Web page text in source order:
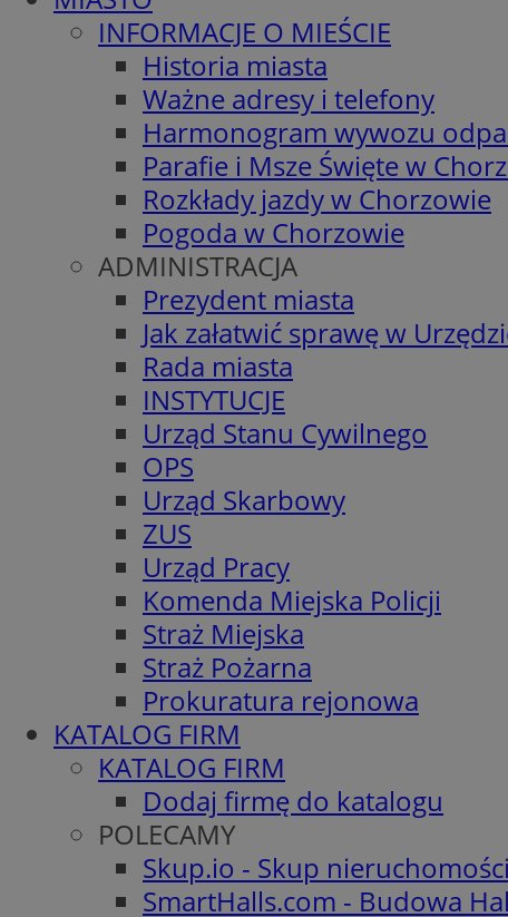
INFORMACJE O MIEŚCIE
Historia miasta
Ważne adresy i telefony
Harmonogram wywozu
Parafie i Msze Święte w
Rozkłady jazdy w Chorzowie
Pogoda w Chorzowie
ADMINISTRACJA
Prezydent miasta
Jak załatwić sprawę w
Rada miasta
INSTYTUCJE
Urząd Stanu Cywilnego
OPS
Urząd Skarbowy
ZUS
Urząd Pracy
Komenda Miejska Policji
Straż Miejska
Straż Pożarna
Prokuratura rejonowa
KATALOG FIRM
KATALOG FIRM
Dodaj firmę do katalogu
POLECAMY
Skup.io - Skup
SmartHalls.com - Budowa Hal